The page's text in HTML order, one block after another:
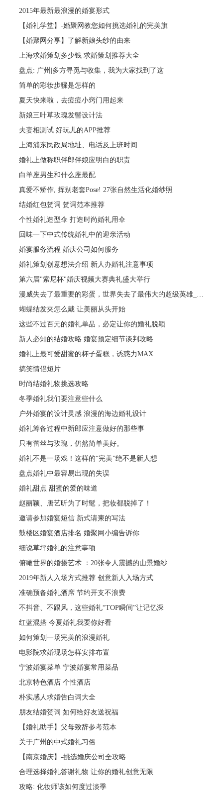
2015年最新最浪漫的婚宴形式
【婚礼学堂】-婚聚网教您如何挑选婚礼的完美旗
【婚聚网分享】了解新娘头纱的由来
上海求婚策划多少钱 求婚策划推荐大全
盘点: 广州|多方寻觅与收集，我为大家找到了这
简单的彩妆步骤是怎样的
夏天快来啦，去痘痘小窍门用起来
新娘三叶草玫瑰发髻设计法
夫妻相测试 好玩儿的APP推荐
上海浦东民政局地址、电话及上班时间
婚礼上做称职伴郎伴娘应明白的职责
白羊座男生和什么座最配
真爱不矫作, 挥别老套Pose! 27张自然生活化婚纱照
结婚红包贺词 贺词范本推荐
个性婚礼造型伞 打造时尚婚礼用伞
回味一下中式传统婚礼中的迎亲活动
婚宴服务流程 婚庆公司如何服务
婚礼策划创意想法介绍 新人办婚礼注意事项
第六届"索尼杯"婚庆视频大赛典礼盛大举行
蝴蝶结发夹怎么戴 让美丽从头开始
这些不过百元的婚礼单品，必定让你的婚礼脱颖
新人必知的结婚攻略 婚宴预定细节谈判攻略
婚礼上最可爱甜蜜的杯子蛋糕，诱惑力MAX
搞笑情侣短片
时尚结婚礼物挑选攻略
冬季婚礼我们要注意些什么
户外婚宴的设计灵感 浪漫的海边婚礼设计
婚礼筹备过程中新郎应注意做好的那些事
只有蕾丝与玫瑰，仍然简单美好。
婚礼不是一场戏！这样的“完美”绝不是新人想
盘点婚礼中最容易出现的失误
婚礼甜点 甜蜜的爱的味道
赵丽颖、唐艺昕为了时髦，把妆都脱掉了！
邀请参加婚宴短信 新式请柬的写法
鼓楼区婚宴酒店排名 婚聚网小编告诉你
细说草坪婚礼的注意事项
俯瞰世界的婚摄艺术 ：20张令人震撼的山景婚纱
2019年新人入场方式推荐 创意新人入场方式
准确预备婚礼酒席 节约开支不浪费
不抖音、不跟风，这些婚礼“TOP瞬间”让记忆深
红蓝混搭 今夏婚礼我要你好看
如何策划一场完美的浪漫婚礼
电影院求婚现场怎样安排布置
宁波婚宴菜单 宁波婚宴常用菜品
北京特色酒店 个性酒店
朴实感人求婚告白词大全
朋友结婚贺词 如何给好友送祝福
【婚礼助手】父母致辞参考范本
关于广州的中式婚礼习俗
【南京婚庆】-挑选婚庆公司全攻略
合理选择婚礼答谢礼物 让你的婚礼创意无限
攻略: 化妆师该如何度过淡季